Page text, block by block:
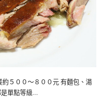
５００～８００元 有麵包、湯
是單點等級…